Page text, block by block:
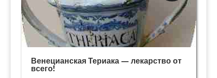
Венецианская Териака — лекарство от
всего!